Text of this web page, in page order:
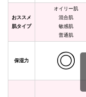
おススメ
肌タイプ
オイリー肌
混合肌
敏感肌
普通肌
保湿力 ◎